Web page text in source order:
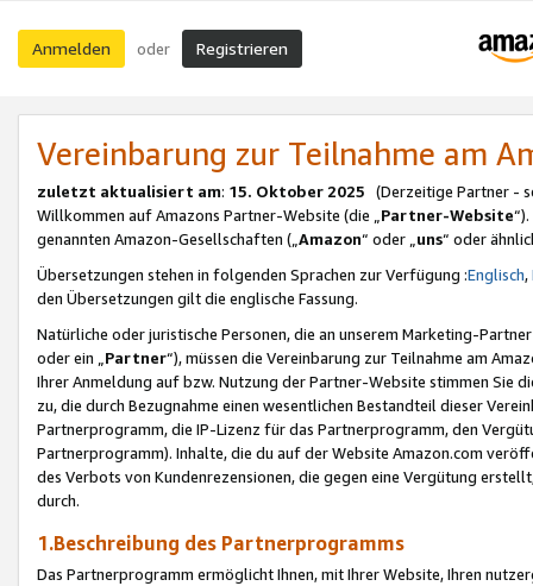
Anmelden oder Registrieren
Vereinbarung zur Teilnahme am
zuletzt aktualisiert am: 15. Oktober 2025 (Derzeitige Partner -
Willkommen auf Amazons Partner-Website (die „Partner-Website
genannten Amazon-Gesellschaften („Amazon“ oder „uns“ oder
Übersetzungen stehen in folgenden Sprachen zur Verfügung :Englisch,
den Übersetzungen gilt die englische Fassung.
Natürliche oder juristische Personen, die an unserem Marketing-
oder ein „Partner“), müssen die Vereinbarung zur Teilnahme am
Ihrer Anmeldung auf bzw. Nutzung der Partner-Website stimmen Sie
zu, die durch Bezugnahme einen wesentlichen Bestandteil dieser
Partnerprogramm, die IP-Lizenz für das Partnerprogramm, den
Partnerprogramm). Inhalte, die du auf der Website Amazon.com
des Verbots von Kundenrezensionen, die gegen eine Vergütung
durch.
1.Beschreibung des Partnerprogramms
Das Partnerprogramm ermöglicht Ihnen, mit Ihrer Website, Ihren